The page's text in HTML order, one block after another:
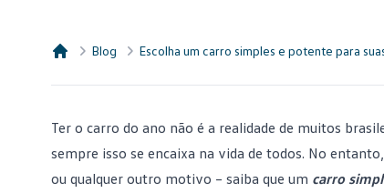
Blog Escolha um carro simples e potente para
Ter o carro do ano não é a realidade de muitos
sempre isso se encaixa na vida de todos. No
ou qualquer outro motivo – saiba que um carro